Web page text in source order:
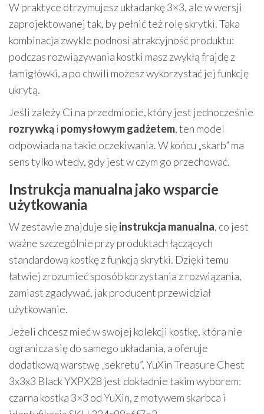
W praktyce otrzymujesz układankę 3×3, ale w wersji
zaprojektowanej tak, by pełnić też rolę skrytki. Taka
kombinacja zwykle podnosi atrakcyjność produktu:
podczas rozwiązywania kostki masz zwykłą frajdę z
łamigłówki, a po chwili możesz wykorzystać jej funkcję
ukrytą.
Jeśli zależy Ci na przedmiocie, który jest jednocześnie
rozrywkąi pomysłowym gadżetem, ten model
odpowiada na takie oczekiwania. W końcu „skarb” ma
sens tylko wtedy, gdy jest w czym go przechować.
Instrukcja manualna jako wsparcie
użytkowania
W zestawie znajduje sięinstrukcja manualna, co jest
ważne szczególnie przy produktach łączących
standardową kostkę z funkcją skrytki. Dzięki temu
łatwiej zrozumieć sposób korzystania z rozwiązania,
zamiast zgadywać, jak producent przewidział
użytkowanie.
Jeżeli chcesz mieć w swojej kolekcji kostkę, która nie
ogranicza się do samego układania, a oferuje
dodatkową warstwę „sekretu”, YuXin Treasure Chest
3x3x3 Black YXPX28 jest dokładnie takim wyborem:
czarna kostka 3×3 od YuXin, z motywem skarbca i